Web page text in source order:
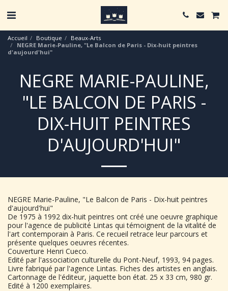
Accueil Boutique
Beaux-Arts
NEGRE Marie-Pauline, "Le Balcon de Paris - Dix-huit peintres
d'aujourd'hui"
NEGRE MARIE-PAULINE,
"LE BALCON DE PARIS -
DIX-HUIT PEINTRES
D'AUJOURD'HUI"
NEGRE Marie-Pauline, "Le Balcon de Paris - Dix-huit peintres
d'aujourd'hui"
De 1975 à 1992 dix-huit peintres ont créé une oeuvre graphique
pour l'agence de publicité Lintas qui témoignent de la vitalité de
l'art contemporain à Paris. Ce recueil retrace leur parcours et
présente quelques oeuvres récentes.
Couverture Henri Cueco.
Edité par l'association culturelle du Pont-Neuf, 1993, 94 pages.
Livre fabriqué par l'agence Lintas. Fiches des artistes en anglais.
Cartonnage de l'éditeur, jaquette bon état. 25 x 33 cm, 980 gr.
Edité à 1200 exemplaires.